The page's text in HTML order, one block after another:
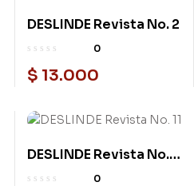
DESLINDE Revista No. 2
0
$ 13.000
DESLINDE Revista No.
11
0